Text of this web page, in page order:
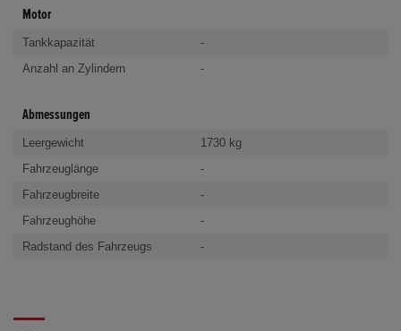
Motor
Tankkapazität
-
Anzahl an Zylindern
-
Abmessungen
Leergewicht
1730 kg
Fahrzeuglänge
-
Fahrzeugbreite
-
Fahrzeughöhe
-
Radstand des Fahrzeugs
-